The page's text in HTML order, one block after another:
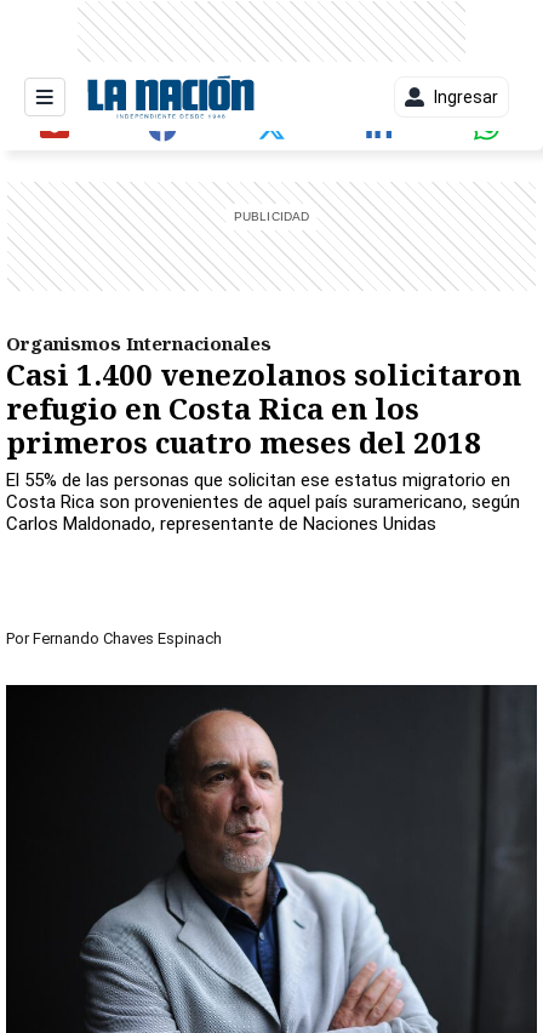
Ingresar
Organismos Internacionales
Casi 1.400 venezolanos solicitaron
refugio en Costa Rica en los
primeros cuatro meses del 2018
El 55% de las personas que solicitan ese estatus migratorio en
Costa Rica son provenientes de aquel país suramericano, según
Carlos Maldonado, representante de Naciones Unidas
Por Fernando Chaves Espinach